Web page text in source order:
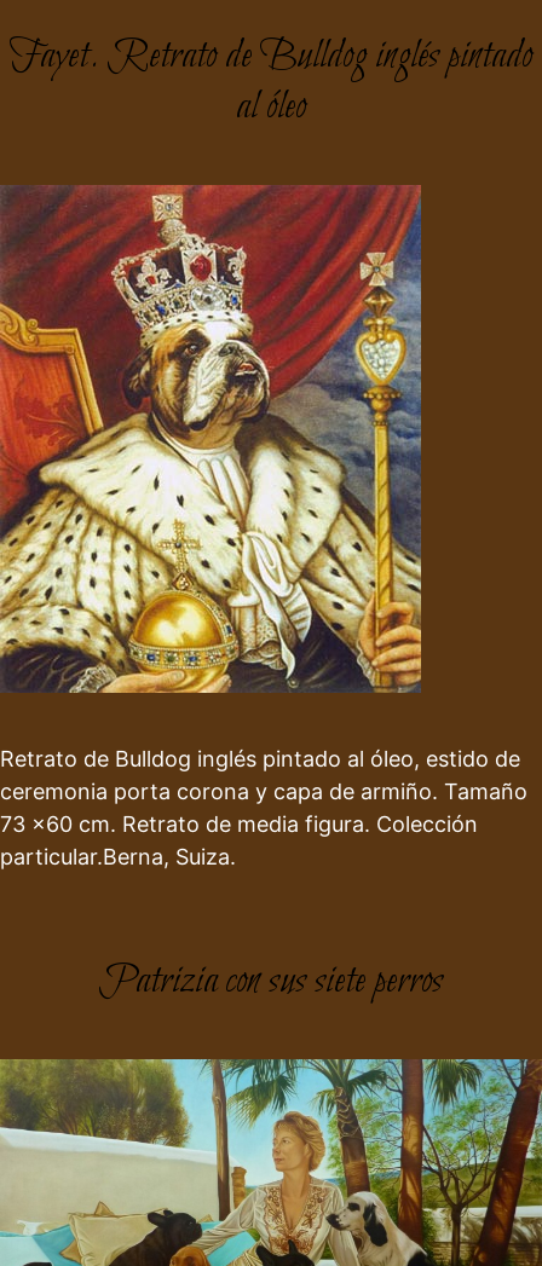
Fayet. Retrato de Bulldog inglés pintado
al óleo
Retrato de Bulldog inglés pintado al óleo, estido de
ceremonia porta corona y capa de armiño. Tamaño
73 x60 cm. Retrato de media figura. Colección
particular.Berna, Suiza.
Patrizia con sus siete perros